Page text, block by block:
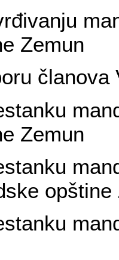
Zemun
Zemun
opštine